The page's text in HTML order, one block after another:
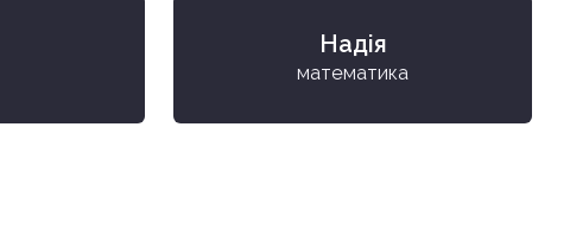
Надія
математика